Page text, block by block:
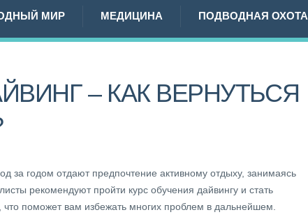
МИР МЕДИЦИНА ПОДВОДНАЯ ОХОТА
– КАК ВЕРНУТЬСЯ
за годом отдают предпочтение активному отдыху, занимаясь
рекомендуют пройти курс обучения дайвингу и стать
поможет вам избежать многих проблем в дальнейшем.